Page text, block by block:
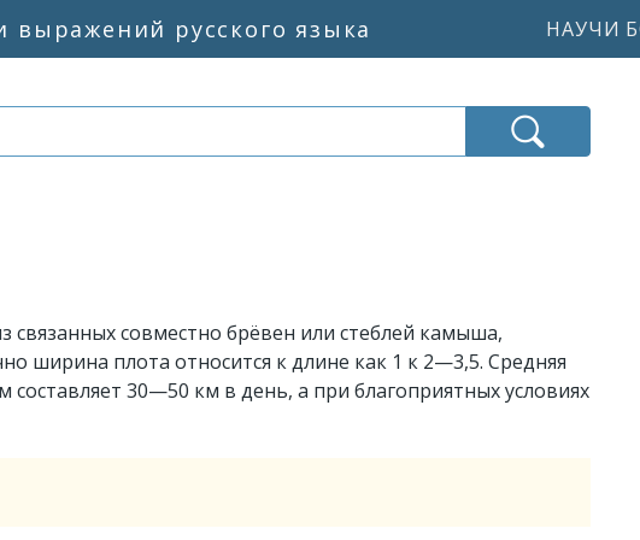
выражений русского языка НАУЧИ
связанных совместно брёвен или стеблей камыша,
ширина плота относится к длине как 1 к 2—3,5. Средняя
составляет 30—50 км в день, а при благоприятных условиях